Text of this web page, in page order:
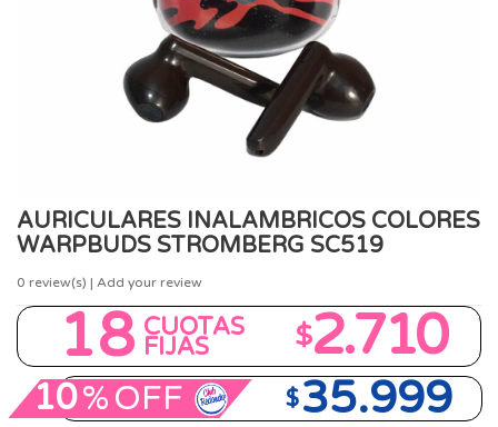
AURICULARES INALAMBRICOS COLORES
WARPBUDS STROMBERG SC519
0 review(s) | Add your review
18 CUOTAS
FIJAS $2.710
10%OFF $35.999